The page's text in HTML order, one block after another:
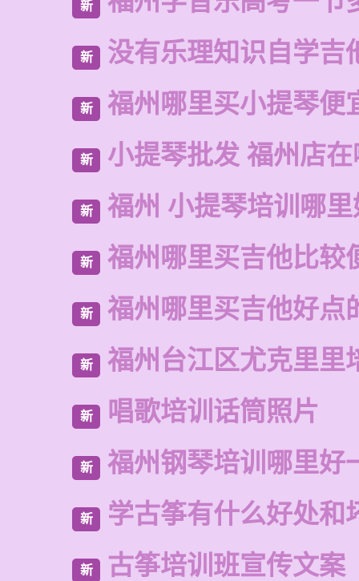
新
新 没有乐理知识自学吉
新 福州哪里买小提琴便
新 小提琴批发 福州店
新 福州 小提琴培训哪里
新 福州哪里买吉他比较
新 福州哪里买吉他好点
新 福州台江区尤克里里
新 唱歌培训话筒照片
新 福州钢琴培训哪里好
新 学古筝有什么好处和
新 古筝培训班宣传文案